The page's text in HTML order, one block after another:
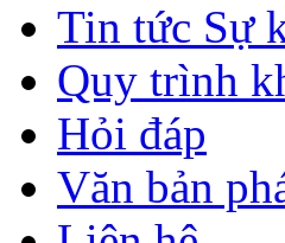
Tin tức Sự
Quy trình
Hỏi đáp
Văn bản